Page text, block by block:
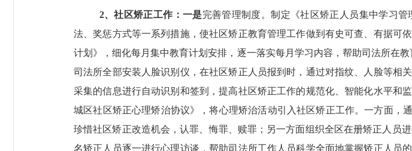
2、社区矫正工作：一是完善管理制度。制定《社区矫正人员集中学习
法、奖惩方式等一系列措施，使社区矫正教育管理工作做到有史可查、有据
计划》，细化每月集中教育计划安排，逐一落实每月学习内容，帮助司法所在教
司法所全部安装人脸识别仪，在社区矫正人员报到时，通过对指纹、人脸等
采集的信息进行自动识别和签到，提高社区矫正工作的规范化、智能化水平和监
城区社区矫正心理矫治协议》，将心理矫治活动引入社区矫正工作。一方面，
珍惜社区矫正改造机会，认罪、悔罪、赎罪；另一方面组织全区在册矫正人员
名矫正人员逐一进行心理访谈，帮助司法所工作人员科学全面地掌握矫正人员的